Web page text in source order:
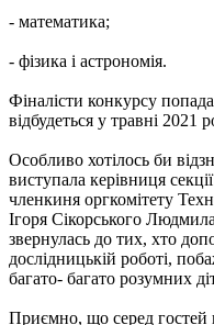
- математика;
- фізика і астрономія.
Фіналісти конкурсу
відбудеться у травні
Особливо хотілось би
виступала керівниця
членкиня оргкомітету
Ігоря Сікорського
звернулась до тих, хто
дослідницькій роботі,
багато- багато розумних
Приємно, що серед гостей